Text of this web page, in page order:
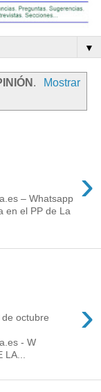
▼
.
Mostrar
›
– Whatsapp
en el PP de La
›
octubre
- W